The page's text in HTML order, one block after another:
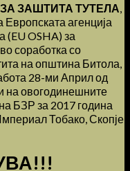
ЗАШТИТА ТУТЕЛА,
агенција
(EU OSHA) за
соработка со
на општина Битола,
28-ми Април од
на овогодинешните
БЗР за 2017 година
Тобако, Скопје